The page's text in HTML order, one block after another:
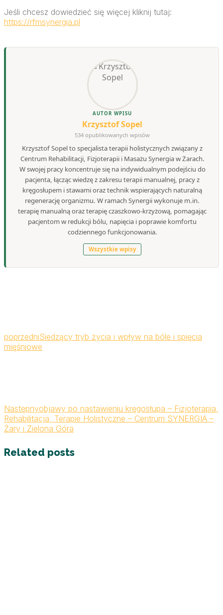
Jeśli chcesz dowiedzieć się więcej kliknij tutaj:
https://rfmsynergia.pl
AUTOR WPISU
Krzysztof Sopel
534 opublikowanych wpisów
Krzysztof Sopel to specjalista terapii holistycznych związany z
Centrum Rehabilitacji, Fizjoterapii i Masażu Synergia w Żarach.
W swojej pracy koncentruje się na indywidualnym podejściu do
pacjenta, łącząc wiedzę z zakresu terapii manualnej, pracy z
kręgosłupem i stawami oraz technik wspierających naturalną
regenerację organizmu. W ramach Synergii wykonuje m.in.
terapię manualną oraz terapię czaszkowo-krzyżową, pomagając
pacjentom w redukcji bólu, napięcia i poprawie komfortu
codziennego funkcjonowania.
Wszystkie wpisy
poprzedniSiedzący tryb życia i wpływ na bóle i spięcia
mięśniowe
Następnyobjawy po nastawieniu kręgosłupa – Fizjoterapia,
Rehabilitacja, Terapie Holistyczne – Centrum SYNERGIA –
Żary i Zielona Góra
Related posts